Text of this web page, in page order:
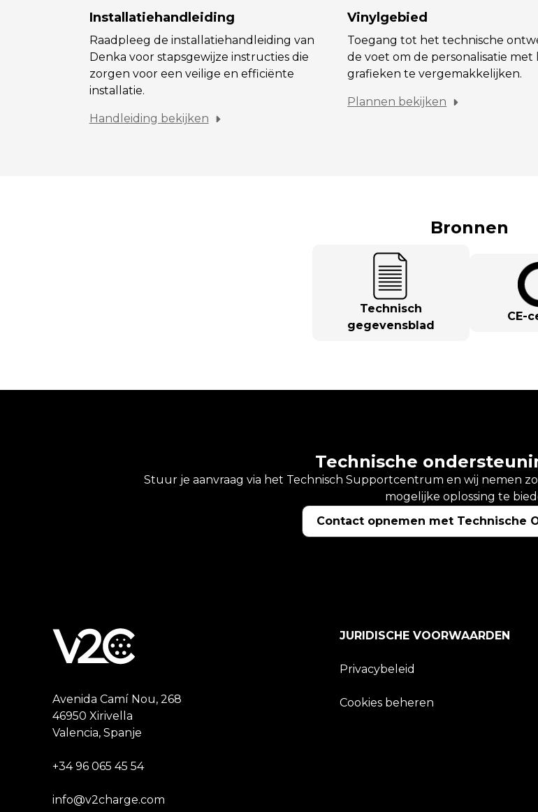
Installatiehandleiding
Raadpleeg de installatiehandleiding van
Denka voor stapsgewijze instructies die
zorgen voor een veilige en efficiënte
installatie.
Handleiding bekijken
Vinylgebied
Toegang tot het technische
de voet om de personalisatie met
grafieken te vergemakkelijken.
Plannen bekijken
Bronnen
Technisch
gegevensblad
CE-
Technische
Stuur je aanvraag via het Technisch Supportcentrum en wij nemen
mogelijke oplossing te
Contact opnemen met Technische
Avenida Camí Nou, 268
46950 Xirivella
Valencia, Spanje
+34 96 065 45 54
info@v2charge.com
JURIDISCHE VOORWAARDEN
Privacybeleid
Cookies beheren